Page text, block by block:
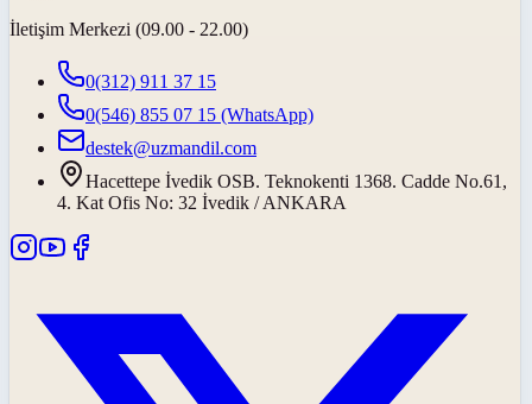
İletişim Merkezi (09.00 - 22.00)
0(312) 911 37 15
0(546) 855 07 15 (WhatsApp)
destek@uzmandil.com
Hacettepe İvedik OSB. Teknokenti 1368. Cadde No.61,
4. Kat Ofis No: 32 İvedik / ANKARA